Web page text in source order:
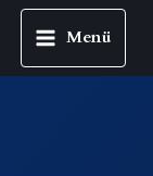
Main
Menü